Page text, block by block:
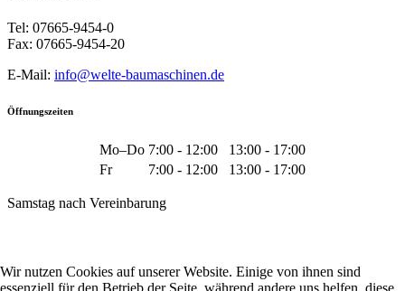
Tel: 07665-9454-0
Fax: 07665-9454-20
E-Mail: info@welte-baumaschinen.de
Öffnungszeiten
Mo–Do 7:00 - 12:00
13:00 - 17:00
Fr
7:00 - 12:00 13:00 - 17:00
Samstag nach Vereinbarung
Wir nutzen Cookies auf unserer Website. Einige von ihnen sind
essenziell für den Betrieb der Seite, während andere uns helfen, diese